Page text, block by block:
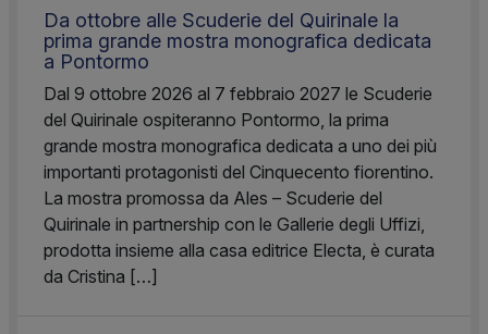
Da ottobre alle Scuderie del Quirinale la
prima grande mostra monografica dedicata
a Pontormo
Dal 9 ottobre 2026 al 7 febbraio 2027 le Scuderie
del Quirinale ospiteranno Pontormo, la prima
grande mostra monografica dedicata a uno dei più
importanti protagonisti del Cinquecento fiorentino.
La mostra promossa da Ales – Scuderie del
Quirinale in partnership con le Gallerie degli Uffizi,
prodotta insieme alla casa editrice Electa, è curata
da Cristina […]